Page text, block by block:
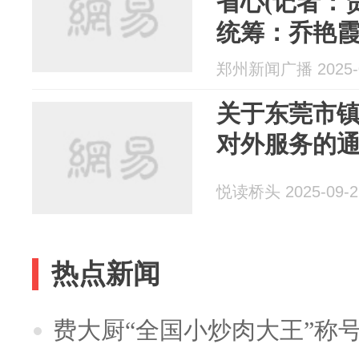
统筹：乔艳
郑州新闻广播
关于东莞市
对外服务的
悦读桥头 2025-09-
热点新闻
费大厨“全国小炒肉大王”称